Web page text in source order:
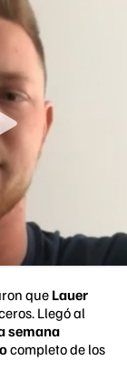
que Lauer
Llegó al
semana
completo de los